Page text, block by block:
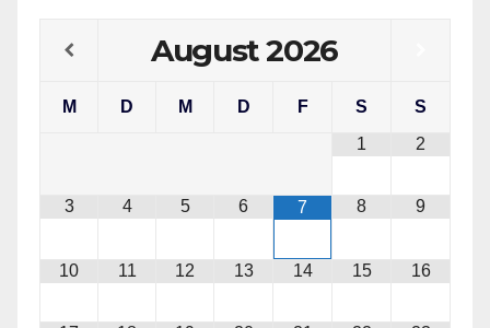
August2026
M D M D F S
S
1
2
3 4 5 6 7 8 9
10 11 12 13 14 15 16